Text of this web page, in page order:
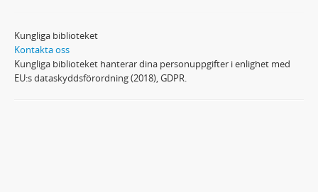
Kungliga biblioteket
Kontakta oss
Kungliga biblioteket hanterar dina personuppgifter i enlighet med
EU:s dataskyddsförordning (2018), GDPR.